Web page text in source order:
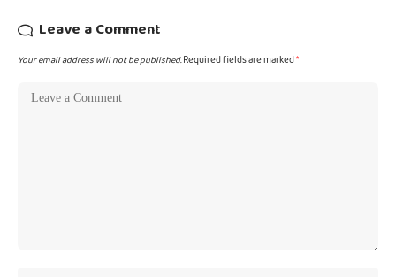
Leave a Comment
Your email address will not be published.Required fields are marked*